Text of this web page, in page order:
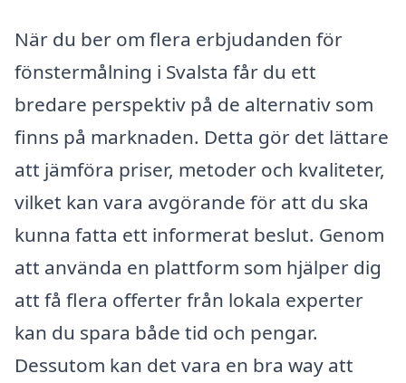
När du ber om flera erbjudanden för
fönstermålning i Svalsta får du ett
bredare perspektiv på de alternativ som
finns på marknaden. Detta gör det lättare
att jämföra priser, metoder och kvaliteter,
vilket kan vara avgörande för att du ska
kunna fatta ett informerat beslut. Genom
att använda en plattform som hjälper dig
att få flera offerter från lokala experter
kan du spara både tid och pengar.
Dessutom kan det vara en bra way att